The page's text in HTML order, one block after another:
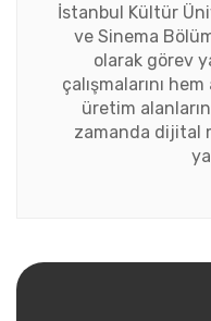
İstanbul Kültür
ve Sinema
olarak görev
çalışmalarını
üretim
zamanda dijital